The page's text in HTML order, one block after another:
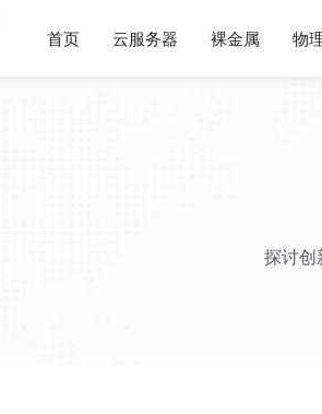
首页 云服务器 裸金属 物
探讨创